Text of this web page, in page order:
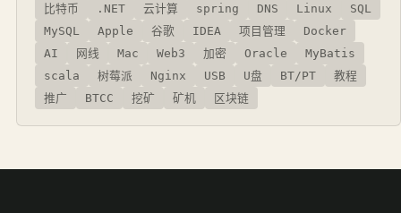
比特币
.NET 云计算 spring DNS Linux
SQL
MySQL
Apple 谷歌 IDEA 项目管理
Docker
AI
网线 Mac Web3 加密 Oracle
MyBatis
scala
树莓派 Nginx USB U盘 BT/PT
教程
推广
BTCC 挖矿 矿机 区块链